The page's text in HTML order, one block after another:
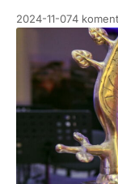
2024-11-074